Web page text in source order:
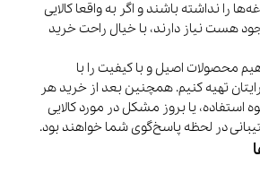
را نداشته باشند و اگر به واقعا کالایی
هست نیاز دارند، با خیال راحت خرید
محصولات اصیل و با کیفیت را با
تهیه کنیم. همچنین بعد از خرید هر
استفاده، یا بروز مشکل در مورد کالایی
در لحظه پاسخ‌گوی شما خواهند بود.